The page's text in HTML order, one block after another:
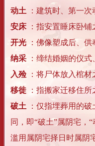
动土
：建筑时、第一
安床 ：指安置睡床卧铺
开光
：佛像塑成后、
纳采
：缔结婚姻的仪
入殓
：将尸体放入棺材
移徙
：指搬家迁移住所
破土
：仅指埋葬用的
同，即“破土”属阴宅，
滥用属阴宅择日时属阴